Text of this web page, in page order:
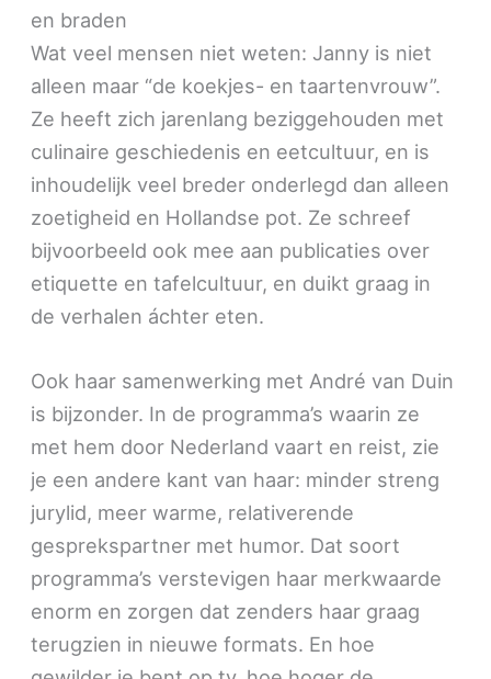
en braden
Wat veel mensen niet weten: Janny is niet
alleen maar “de koekjes- en taartenvrouw”.
Ze heeft zich jarenlang beziggehouden met
culinaire geschiedenis en eetcultuur, en is
inhoudelijk veel breder onderlegd dan alleen
zoetigheid en Hollandse pot. Ze schreef
bijvoorbeeld ook mee aan publicaties over
etiquette en tafelcultuur, en duikt graag in
de verhalen áchter eten.
Ook haar samenwerking met André van Duin
is bijzonder. In de programma’s waarin ze
met hem door Nederland vaart en reist, zie
je een andere kant van haar: minder streng
jurylid, meer warme, relativerende
gesprekspartner met humor. Dat soort
programma’s verstevigen haar merkwaarde
enorm en zorgen dat zenders haar graag
terugzien in nieuwe formats. En hoe